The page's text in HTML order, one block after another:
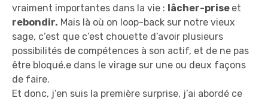
vraiment importantes dans la vie : lâcher-prise et
rebondir. Mais là où on loop-back sur notre vieux
sage, c’est que c’est chouette d’avoir plusieurs
possibilités de compétences à son actif, et de ne pas
être bloqué.e dans le virage sur une ou deux façons
de faire.
Et donc, j’en suis la première surprise, j’ai abordé ce